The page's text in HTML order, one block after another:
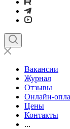
Вакансии
Журнал
Отзывы
Онлайн-
Цены
Контакты
...